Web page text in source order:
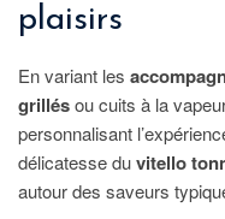
plaisirs
En variant les
grillésou cuits à la
personnalisant
délicatesse duvitello
autour des saveurs